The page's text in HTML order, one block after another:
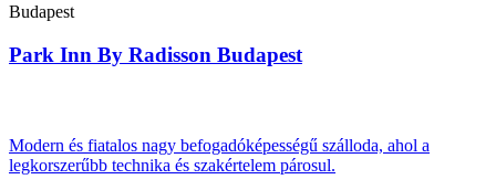
Budapest
Park Inn By Radisson Budapest
Modern és fiatalos nagy befogadóképességű szálloda, ahol a
legkorszerűbb technika és szakértelem párosul.